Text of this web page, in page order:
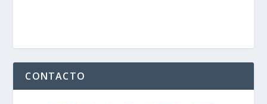
CONTACTO